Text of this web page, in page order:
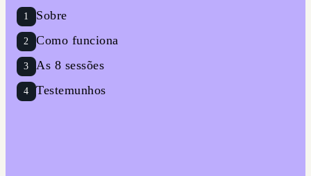
1 Sobre
2 Como funciona
3 As 8 sessões
4 Testemunhos